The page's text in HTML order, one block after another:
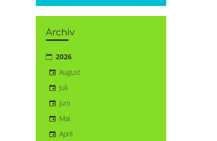
Archiv
2026
August
Juli
Juni
Mai
April